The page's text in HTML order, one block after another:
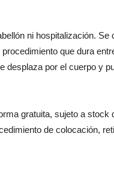
ni hospitalización. Se
que dura
desplaza por el cuerpo y
gratuita, sujeto a stock
de colocación,